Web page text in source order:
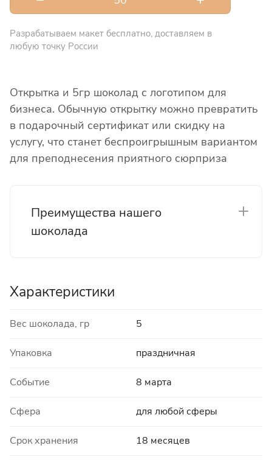
Разрабатываем макет бесплатно, доставляем в
любую точку России
Открытка и 5гр шоколад с логотипом для
бизнеса. Обычную открытку можно превратить
в подарочный сертификат или скидку на
услугу, что станет беспроигрышным вариантом
для преподнесения приятного сюрприза
Преимущества нашего
шоколада
Характеристики
Вес шоколада, гр 5
Упаковка праздничная
Событие 8 марта
Сфера для любой сферы
Срок хранения 18 месяцев